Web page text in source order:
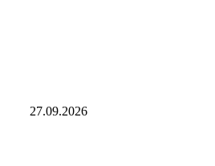
27.09.2026